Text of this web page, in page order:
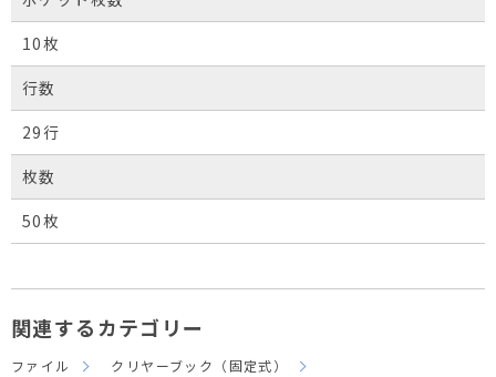
10枚
行数
29行
枚数
50枚
関連するカテゴリー
ファイル クリヤーブック（固定式）